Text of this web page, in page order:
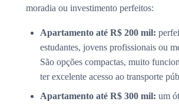
moradia ou investimento perfeitos:
Apartamento até R$ 200 mil:
estudantes, jovens profissionais ou
São opções compactas, muito
ter excelente acesso ao transporte
Apartamento até R$ 300 mil: um